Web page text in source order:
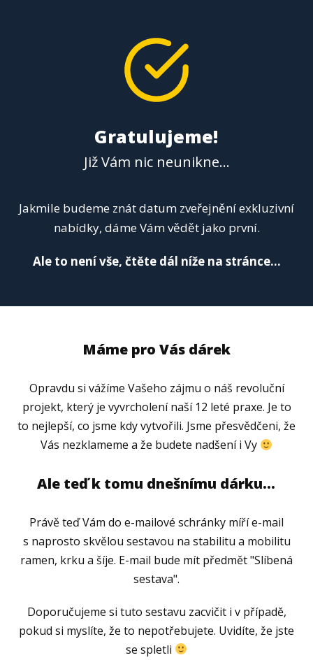
Gratulujeme!
Již Vám nic neunikne...
Jakmile budeme znát datum zveřejnění exkluzivní
nabídky, dáme Vám vědět jako první.
Ale to není vše, čtěte dál níže na stránce...
Máme pro Vás dárek
Opravdu si vážíme Vašeho zájmu o náš revoluční
projekt, který je vyvrcholení naší 12 leté praxe. Je to
to nejlepší, co jsme kdy vytvořili. Jsme přesvědčeni, že
Vás nezklameme a že budete nadšení i Vy
Ale teď k tomu dnešnímu dárku...
Právě teď Vám do e-mailové schránky míří e-mail
s naprosto skvělou sestavou na stabilitu a mobilitu
ramen, krku a šíje. E-mail bude mít předmět "Slíbená
sestava".
Doporučujeme si tuto sestavu zacvičit i v případě,
pokud si myslíte, že to nepotřebujete. Uvidíte, že jste
se spletli